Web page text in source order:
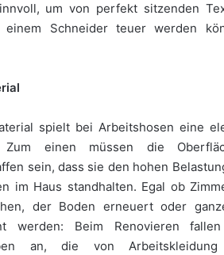
um von perfekt sitzenden
Schneider teuer werden
spielt bei Arbeitshosen eine
Zum einen müssen die
sein, dass sie den hohen
im Haus standhalten. Egal ob
der Boden erneuert oder
werden: Beim Renovieren
an, die von Arbeitskleidung